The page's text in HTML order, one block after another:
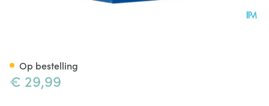
€ 29,99
Op bestelling